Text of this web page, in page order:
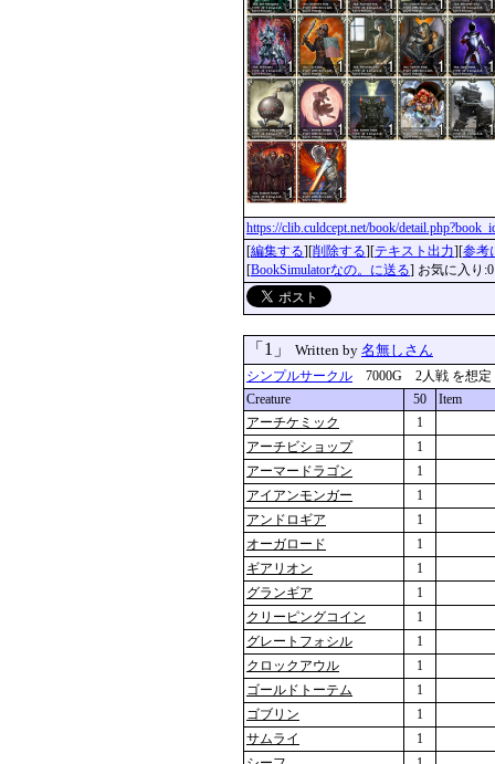
https://clib.culdcept.net/book/
[編集する][削除する][テキスト出力][参考
[BookSimulatorなの。に送る] お気に入り:0
「1」 Written by 名無しさん
シンプルサークル 7000G 2人戦 を想定
Creature
50
Item
アーチケミック
1
アーチビショップ
1
アーマードラゴン
1
アイアンモンガー
1
アンドロギア
1
オーガロード
1
ギアリオン
1
グランギア
1
クリーピングコイン
1
グレートフォシル
1
クロックアウル
1
ゴールドトーテム
1
ゴブリン
1
サムライ
1